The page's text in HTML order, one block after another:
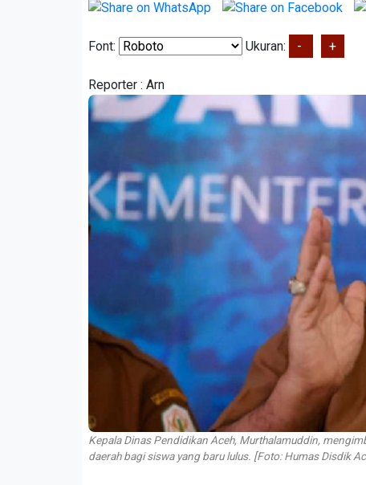
Font: Ukuran: - +
Reporter : Arn
Kepala Dinas Pendidikan Aceh, Murthalamuddin,
daerah bagi siswa yang baru lulus. [Foto: Humas Disdik